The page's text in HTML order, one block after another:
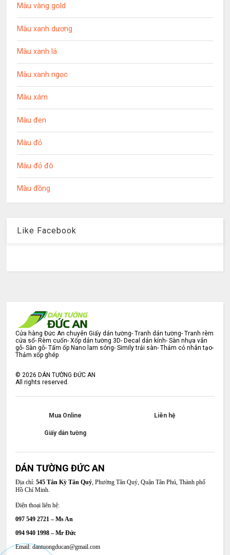
Màu vàng gold
Màu xanh dương
Màu xanh lá
Màu xanh ngọc
Màu xám
Màu đen
Màu đỏ
Màu đỏ đô
Màu đồng
Like Facebook
Cửa hàng Đức An chuyên Giấy dán tường- Tranh dán tường- Tranh rèm
cửa sổ- Rèm cuốn- Xốp dán tường 3D- Decal dán kính- Sàn nhựa vân
gỗ- Sàn gỗ- Tấm ốp Nano lam sóng- Simily trải sàn- Thảm cỏ nhân tạo-
Thảm xốp ghép
©2026 DÁN TƯỜNG ĐỨC AN
All rights reserved.
Mua Online Liên hệ
Giấy dán tường
DÁN TƯỜNG ĐỨC AN
Địa chỉ: 545 Tân Kỳ Tân Quý, Phường Tân Quý, Quận Tân Phú, Thành phố
Hồ Chí Minh.
Điện thoại liên hệ:
097 549 2721 – Ms An
094 940 1998 – Mr Đức
Email: dantuongducan@gmail.com